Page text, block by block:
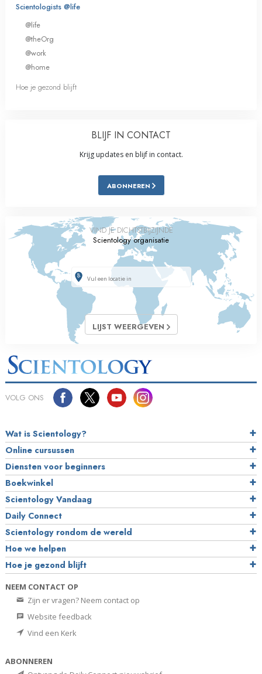
Scientologists @life
@life
@theOrg
@work
@home
Hoe je gezond blijft
BLIJF IN CONTACT
Krijg updates en blijf in contact.
ABONNEREN
VIND JE DICHTSTBIJZIJNDE
Scientology organisatie
LIJST WEERGEVEN
VOLG ONS
Wat is Scientology?
Online cursussen
Diensten voor beginners
Boekwinkel
Scientology Vandaag
Daily Connect
Scientology rondom de wereld
Hoe we helpen
Hoe je gezond blijft
NEEM CONTACT OP
Zijn er vragen? Neem contact op
Website feedback
Vind een Kerk
ABONNEREN